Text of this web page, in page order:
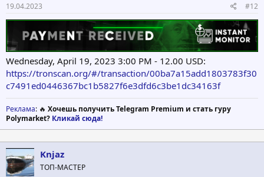
19.04.2023 #12
Wednesday, April 19, 2023 3:00 PM - 12.00 USD:
https://tronscan.org/#/transaction/00ba7a15add1803783f30
c7491ed0446367bc1b5827f6e3dfd6c3be1dc34163f
Реклама: 🔥 Хочешь получить Telegram Premium и стать гуру
Polymarket? Кликай сюда!
Knjaz
ТОП-МАСТЕР